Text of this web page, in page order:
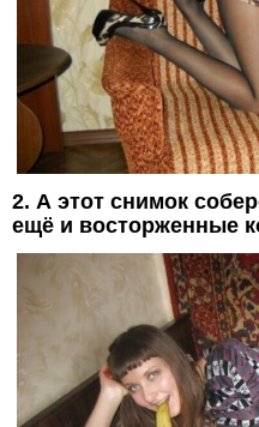
2. А этот снимок
ещё и восторженные